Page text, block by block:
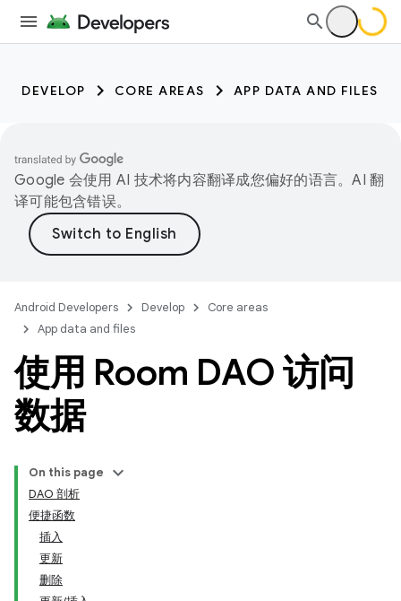
DEVELOP CORE AREAS APP DATA AND FILES
Google 会使用 AI 技术将内容翻译成您偏好的语言。AI 翻
译可能包含错误。
Android Developers Develop
Core areas
App data and files
使用 Room DAO 访问
数据
On this page
DAO 剖析
便捷函数
插入
更新
删除